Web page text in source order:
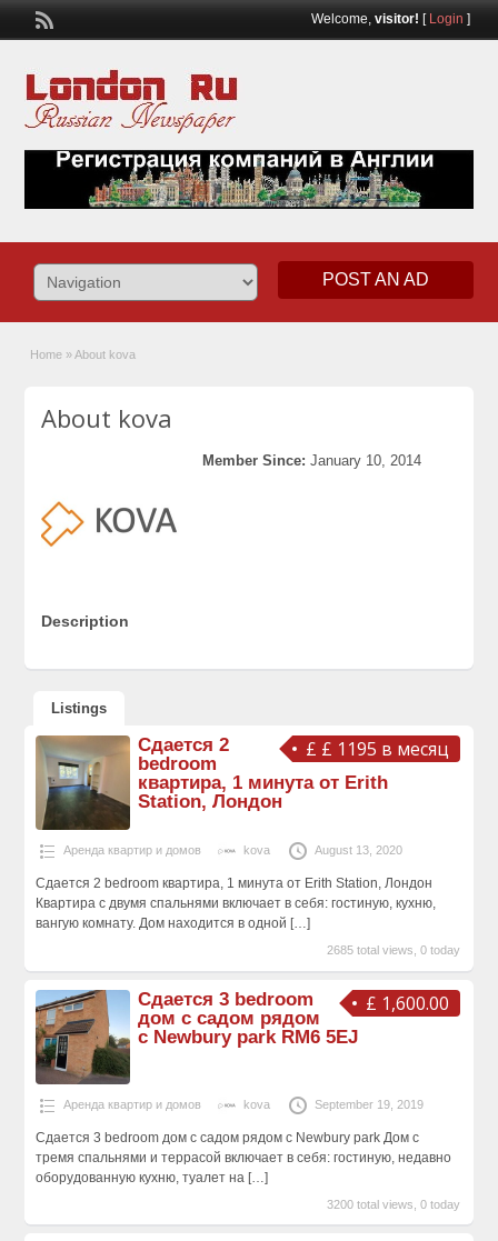
Welcome, visitor! [ Login ]
POST AN AD
Home » About kova
About kova
Member Since: January 10, 2014
Description
Listings
£ £ 1195 в месяц
Сдается 2
bedroom
квартира, 1 минута от Erith
Station, Лондон
Аренда квартир и домов kova August 13, 2020
Сдается 2 bedroom квартира, 1 минута от Erith Station, Лондон
Квартира с двумя спальнями включает в себя: гостиную, кухню,
вангую комнату. Дом находится в одной […]
2685 total views, 0 today
£ 1,600.00
Сдается 3 bedroom
дом с садом рядом
с Newbury park RM6 5EJ
Аренда квартир и домов kova September 19, 2019
Сдается 3 bedroom дом с садом рядом с Newbury park Дом с
тремя спальнями и террасой включает в себя: гостиную, недавно
оборудованную кухню, туалет на […]
3200 total views, 0 today